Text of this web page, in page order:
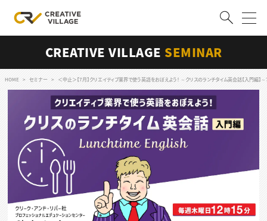
ログイン 会員登録
RECRUIT
クリエイター求人を探す
CREATIVE JOB求人検索
特集求人
採用説明会
転職支援サービス
CREATIVE VILLAGE SEMINAR
HOME セミナー ＜中止＞【7月】クリエイティブ業界で使う英語をおぼえよう！ ～クリスのランチタイム英会話【入門編